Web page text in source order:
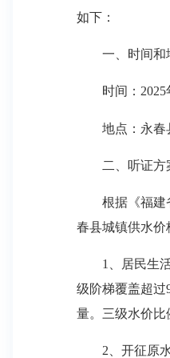
如下：
一、时间和
时间：2025
地点：永春县
二、听证方
根据《福建省
春县城镇供水价
1、居民生活
级阶梯覆盖超过
量。三级水价比
2、开征原水